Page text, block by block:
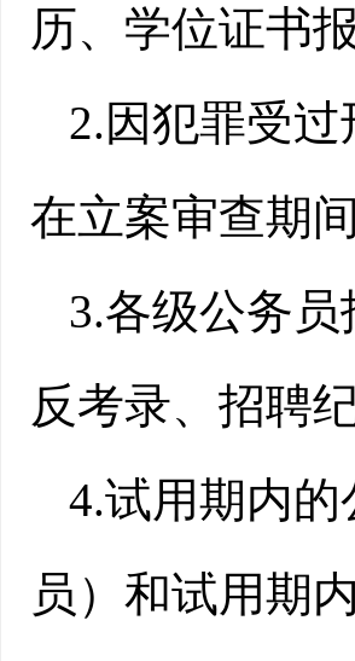
历、学位证书
2.因犯罪受
在立案审查期
3.各级公务
反考录、招聘
4.试用期内
员）和试用期